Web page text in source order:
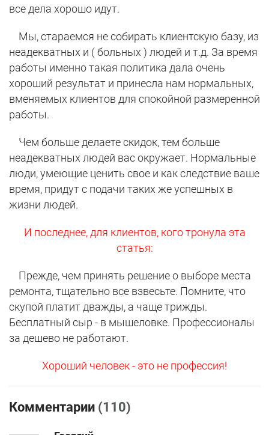
все дела хорошо идут.
Мы, стараемся не собирать клиентскую базу, из
неадекватных и ( больных ) людей и т.д. За время
работы именно такая политика дала очень
хороший результат и принесла нам нормальных,
вменяемых клиентов для спокойной размеренной
работы.
Чем больше делаете скидок, тем больше
неадекватных людей вас окружает. Нормальные
люди, умеющие ценить свое и как следствие ваше
время, придут с подачи таких же успешных в
жизни людей.
И последнее, для клиентов, кого тронула эта
статья:
Прежде, чем принять решение о выборе места
ремонта, тщательно все взвесьте. Помните, что
скупой платит дважды, а чаще трижды.
Бесплатный сыр - в мышеловке. Профессионалы
за дешево не работают.
Хороший человек - это не профессия!
Комментарии (110)